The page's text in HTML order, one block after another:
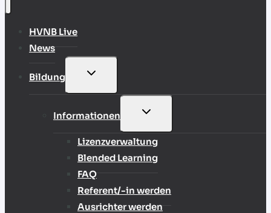
HVNB Live
News
Bildung
UNTERMENÜ
Informationen
UNTERMENÜ
Lizenzverwaltung
Blended Learning
FAQ
Referent/-in werden
Ausrichter werden